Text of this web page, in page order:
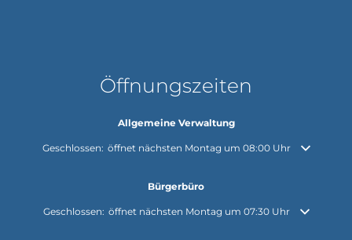
Öffnungszeiten
Allgemeine Verwaltung
Klicken, um weitere Öffnungs- oder Schließzeiten auszublenden
Geschlossen: öffnet nächsten Montag um 08:00 Uhr
Bürgerbüro
Klicken, um weitere Öffnungs- oder Schließzeiten auszublenden
Geschlossen: öffnet nächsten Montag um 07:30 Uhr